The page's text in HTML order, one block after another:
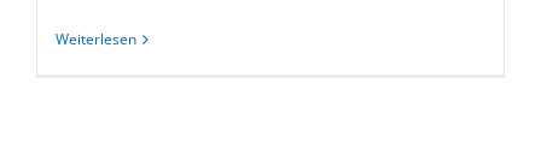
Weiterlesen